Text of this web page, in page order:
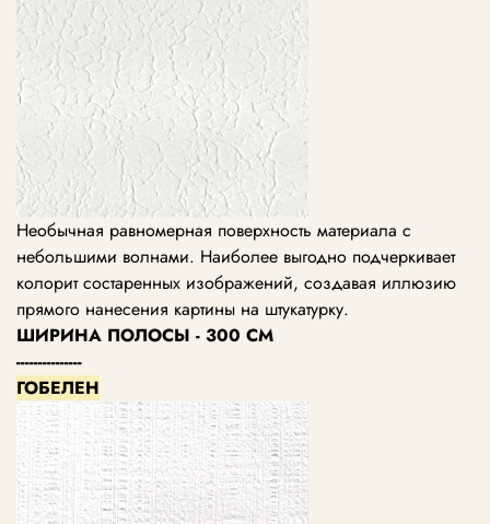
Необычная равномерная поверхность материала с
небольшими волнами. Наиболее выгодно подчеркивает
колорит состаренных изображений, создавая иллюзию
прямого нанесения картины на штукатурку.
ШИРИНА ПОЛОСЫ - 300 СМ
---------------
ГОБЕЛЕН